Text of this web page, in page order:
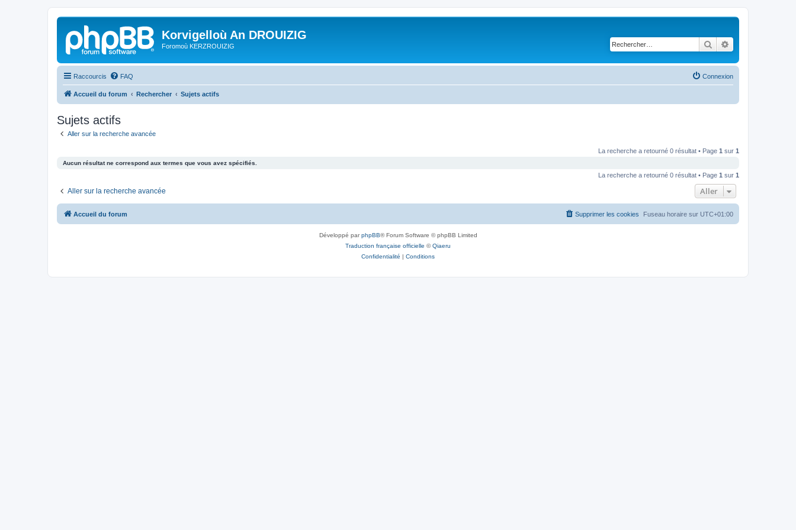
Korvigelloù An DROUIZIG
Foromoù KERZROUIZIG Rechercher
Raccourcis FAQ Connexion
Accueil du forum Rechercher Sujets actifs
Sujets actifs
Aller sur la recherche avancée
La recherche a retourné 0 résultat • Page 1 sur 1
Aucun résultat ne correspond aux termes que vous avez spécifiés.
La recherche a retourné 0 résultat • Page 1 sur 1
Aller sur la recherche avancée Aller
Accueil du forum Fuseau horaire sur UTC+01:00
Supprimer les cookies
Développé parphpBB® Forum Software © phpBB Limited
Traduction française officielle ©Qiaeru
Confidentialité | Conditions